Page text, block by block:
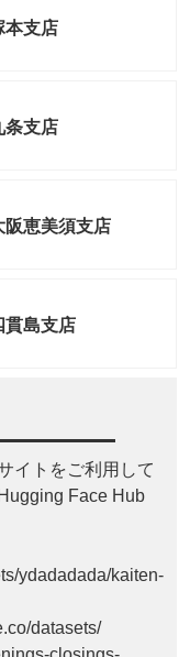
本支店
条支店
恵美須支店
貫島支店
イトをご利用して
Face Hub
ydadadada/kaiten-
datasets/